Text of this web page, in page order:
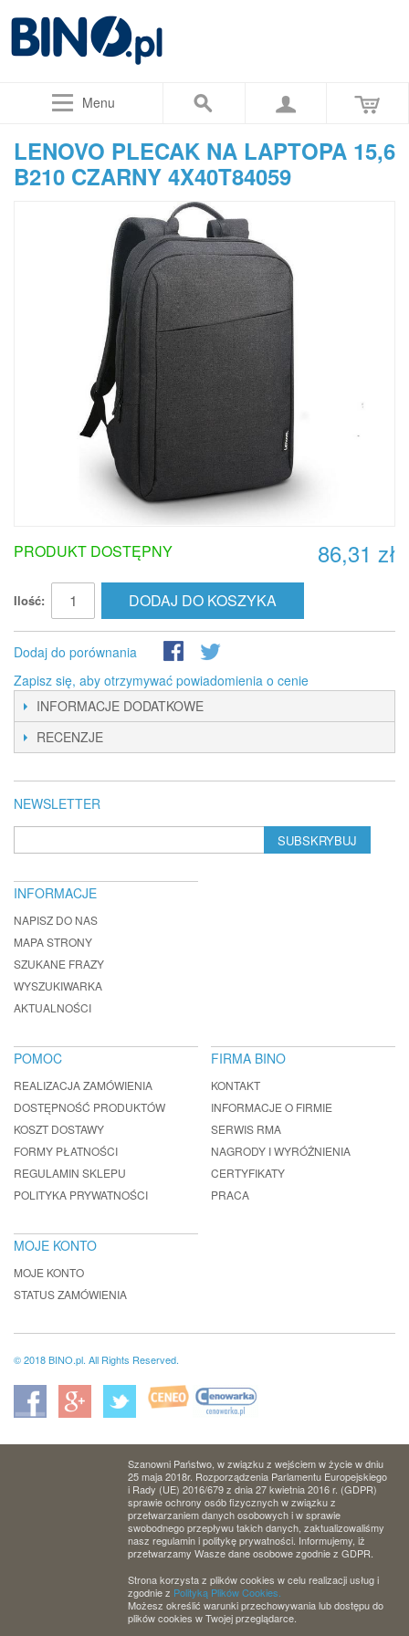
Menu
LENOVO PLECAK NA LAPTOPA 15,6
B210 CZARNY 4X40T84059
86,31 zł
PRODUKT DOSTĘPNY
Ilość: DODAJ DO KOSZYKA
Dodaj do porównania
Zapisz się, aby otrzymywać powiadomienia o cenie
INFORMACJE DODATKOWE
RECENZJE
NEWSLETTER
SUBSKRYBUJ
INFORMACJE
NAPISZ DO NAS
MAPA STRONY
SZUKANE FRAZY
WYSZUKIWARKA
AKTUALNOŚCI
POMOC
REALIZACJA ZAMÓWIENIA
DOSTĘPNOŚĆ PRODUKTÓW
KOSZT DOSTAWY
FORMY PŁATNOŚCI
REGULAMIN SKLEPU
POLITYKA PRYWATNOŚCI
FIRMA BINO
KONTAKT
INFORMACJE O FIRMIE
SERWIS RMA
NAGRODY I WYRÓŻNIENIA
CERTYFIKATY
PRACA
MOJE KONTO
MOJE KONTO
STATUS ZAMÓWIENIA
© 2018 BINO.pl. All Rights Reserved.
Szanowni Państwo, w związku z wejściem w życie w dniu
25 maja 2018r. Rozporządzenia Parlamentu Europejskiego
i Rady (UE) 2016/679 z dnia 27 kwietnia 2016 r. (GDPR)
sprawie ochrony osób fizycznych w związku z
przetwarzaniem danych osobowych i w sprawie
swobodnego przepływu takich danych, zaktualizowaliśmy
nasz regulamin i politykę prywatności. Informujemy, iż
przetwarzamy Wasze dane osobowe zgodnie z GDPR.
Strona korzysta z plików cookies w celu realizacji usług i
zgodnie z Polityką Plików Cookies.
Możesz określić warunki przechowywania lub dostępu do
plików cookies w Twojej przeglądarce.